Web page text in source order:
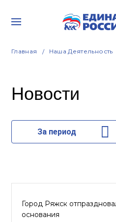
Главная Наша Деятельность
Новости
За период
Город Ряжск
основания